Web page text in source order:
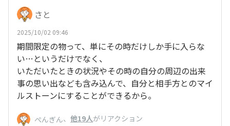
さと
2025/10/02 09:46
期間限定の物って、単にその時だけしか手に入らな
い…というだけでなく、
いただいたときの状況やその時の自分の周辺の出来
事の思い出なども含み込んで、自分と相手方とのマイ
ルストーンにすることができるから。
ぺんぎん、 他19人がリアクション